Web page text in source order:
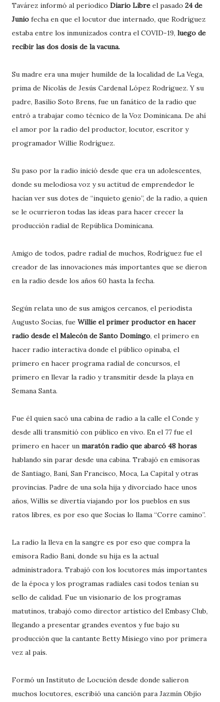
Tavárez informó al periodico Diario Libre el pasado 24 de
Junio fecha en que el locutor due internado, que Rodríguez
estaba entre los inmunizados contra el COVID-19, luego de
recibir las dos dosis de la vacuna.
Su madre era una mujer humilde de la localidad de La Vega,
prima de Nicolás de Jesús Cardenal López Rodríguez. Y su
padre, Basilio Soto Brens, fue un fanático de la radio que
entró a trabajar como técnico de la Voz Dominicana. De ahí
el amor por la radio del productor, locutor, escritor y
programador Willie Rodríguez.
Su paso por la radio inició desde que era un adolescentes,
donde su melodiosa voz y su actitud de emprendedor le
hacían ver sus dotes de “inquieto genio”, de la radio, a quien
se le ocurrieron todas las ideas para hacer crecer la
producción radial de República Dominicana.
Amigo de todos, padre radial de muchos, Rodríguez fue el
creador de las innovaciones más importantes que se dieron
en la radio desde los años 60 hasta la fecha.
Según relata uno de sus amigos cercanos, el periodista
Augusto Socias, fue Willie el primer productor en hacer
radio desde el Malecón de Santo Domingo, el primero en
hacer radio interactiva donde el público opinaba, el
primero en hacer programa radial de concursos, el
primero en llevar la radio y transmitir desde la playa en
Semana Santa.
Fue él quien sacó una cabina de radio a la calle el Conde y
desde allí transmitió con público en vivo. En el 77 fue el
primero en hacer un maratón radio que abarcó 48 horas
hablando sin parar desde una cabina. Trabajó en emisoras
de Santiago, Baní, San Francisco, Moca, La Capital y otras
provincias. Padre de una sola hija y divorciado hace unos
años, Willis se divertía viajando por los pueblos en sus
ratos libres, es por eso que Socias lo llama “Corre camino”.
La radio la lleva en la sangre es por eso que compra la
emisora Radio Bani, donde su hija es la actual
administradora. Trabajó con los locutores más importantes
de la época y los programas radiales casi todos tenían su
sello de calidad. Fue un visionario de los programas
matutinos, trabajó como director artístico del Embasy Club,
llegando a presentar grandes eventos y fue bajo su
producción que la cantante Betty Misiego vino por primera
vez al país.
Formó un Instituto de Locución desde donde salieron
muchos locutores, escribió una canción para Jazmín Objío